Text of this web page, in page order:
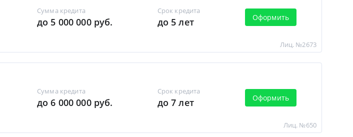
Сумма кредита
до 5 000 000 руб.
Срок кредита
до 5 лет Оформить
Лиц. №2673
Сумма кредита
до 6 000 000 руб.
Срок кредита
до 7 лет Оформить
Лиц. №650